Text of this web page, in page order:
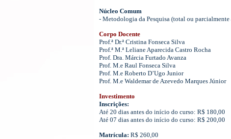
Núcleo Comum
- Metodologia da Pesquisa (total ou parcialmente
Corpo Docente
Prof.ª Dr.ª Cristina Fonseca Silva
Prof.ª M.ª Leliane Aparecida Castro Rocha
Prof. Dra. Márcia Furtado Avanza
Prof. M.e Raul Fonseca Silva
Prof. M.e Roberto D’Ugo Junior
Prof. M.e Waldemar de Azevedo Marques Júnior
Investimento
Inscrições:
Até 20 dias antes do início do curso: R$ 180,00
Até 07 dias antes do início do curso: R$ 200,00
Matrícula: R$ 260,00